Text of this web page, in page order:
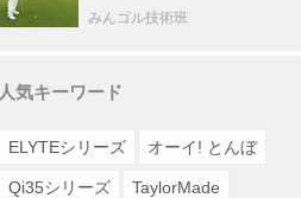
みんゴル技術班
人気キーワード
ELYTEシリーズ オーイ! とんぼ
Qi35シリーズ TaylorMade